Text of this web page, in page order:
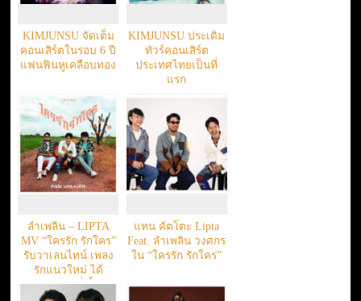
KIMJUNSU จัดเต็ม
คอนเสิร์ตในรอบ 6 ปี
แฟนฟินหูเคลือบทอง
KIMJUNSU ประเดิม
ทัวร์คอนเสิร์ต
ประเทศไทยเป็นที่
แรก
ลำเพลิน – LIPTA
MV “ใครรัก รักใคร”
รับวาเลนไทน์ เพลง
รักแนวใหม่ ได้
รสชาติ ข้าวจี่ จิ้ม วา
แทน คัตโตะ Lipta
Feat. ลำเพลิน วงศกร
ใน “ใครรัก รักใคร”